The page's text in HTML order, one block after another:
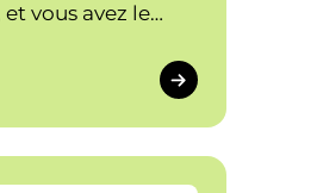
vous avez le